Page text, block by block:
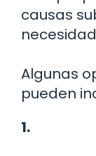
causas
Algunas
pueden
1.